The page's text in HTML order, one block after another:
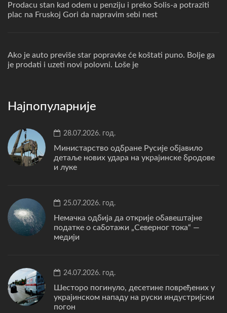
Prodacu stan kad odem u penziju i preko Solis-a potraziti
plac na Fruskoj Gori da napravim sebi nest
Ako je auto previše star popravke će koštati puno. Bolje ga
je prodati i uzeti novi polovni. Loše je
Најпопуларније
28.07.2026. год.
Министарство одбране Русије објавило
детаље нових удара на украјинске бродове
и луке
25.07.2026. год.
Немачка одбија да открије обавештајне
податке о саботажи „Северног тока“ —
медији
24.07.2026. год.
Шесторо погинуло, десетине повређених у
украјинском нападу на руски индустријски
погон